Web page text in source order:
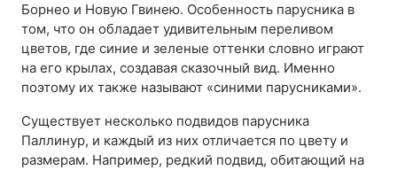
Борнео и Новую Гвинею. Особенность парусника в
том, что он обладает удивительным переливом
цветов, где синие и зеленые оттенки словно играют
на его крылах, создавая сказочный вид. Именно
поэтому их также называют «синими парусниками».
Существует несколько подвидов парусника
Паллинур, и каждый из них отличается по цвету и
размерам. Например, редкий подвид, обитающий на